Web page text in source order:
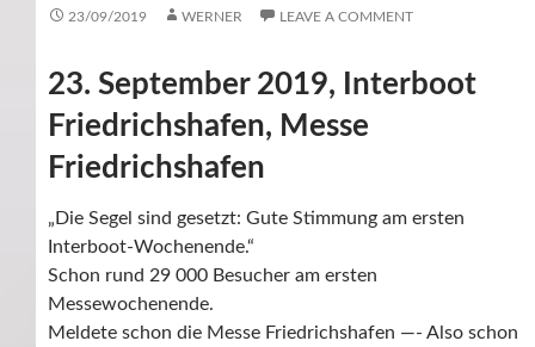
23/09/2019 WERNER LEAVE A COMMENT
23. September 2019, Interboot
Friedrichshafen, Messe
Friedrichshafen
„Die Segel sind gesetzt: Gute Stimmung am ersten
Interboot-Wochenende.“
Schon rund 29 000 Besucher am ersten
Messewochenende.
Meldete schon die Messe Friedrichshafen —- Also schon